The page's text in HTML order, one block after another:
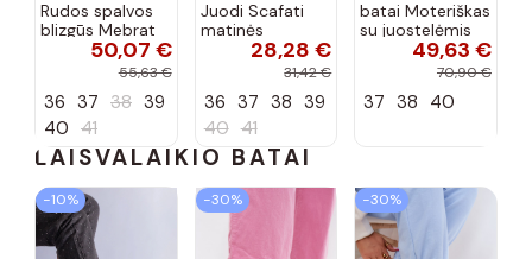
Rudos spalvos
blizgūs Mebrat
bateliai50,07 €
55,63 €
36 37 38 39
40 41
Juodi Scafati
matinės
apdailos bateliai
28,28 €
31,42 €
36 37 38 39
40 41
batai Moteriškas
su juostelėmis
su lako efektu
bordo spalvos
49,63 €
70,90 €
37 38 40
LAISVALAIKIO BATAI
−10% −30% −30%